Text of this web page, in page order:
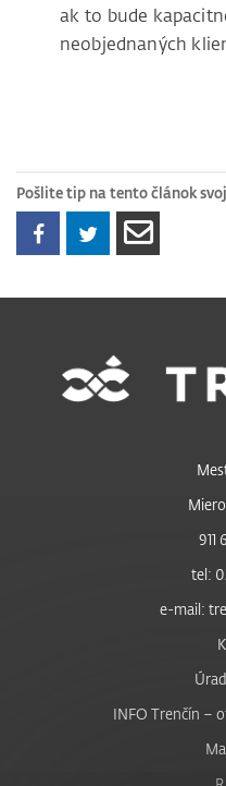
ak to bude
neobjednaných
Pošlite tip na tento článok
911
tel:
e-mail:
INFO Trenčín –